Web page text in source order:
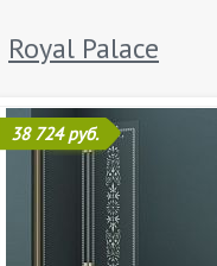
Royal Palace
38 724 руб.